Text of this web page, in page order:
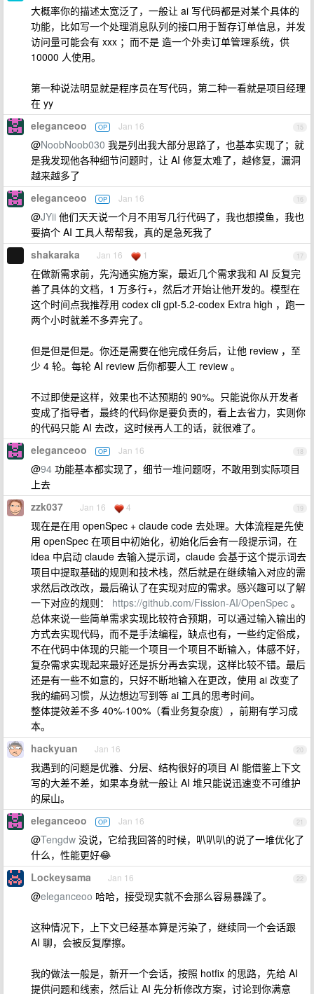
大概率你的描述太宽泛了，一般让 ai 写代码都是对某个具体的
功能，比如写一个处理消息队列的接口用于暂存订单信息，并发
访问量可能会有 xxx ；而不是 造一个外卖订单管理系统，供
10000 人使用。
第一种说法明显就是程序员在写代码，第二种一看就是项目经理
在 yy
15
eleganceoo OP Jan 16
@NoobNoob030 我是列出我大部分思路了，也基本实现了；就
是我发现他各种细节问题时，让 AI 修复太难了，越修复，漏洞
越来越多了
16
eleganceoo OP Jan 16
@JYii 他们天天说一个月不用写几行代码了，我也想摸鱼，我也
要搞个 AI 工具人帮帮我，真的是急死我了
17
shakaraka Jan 16 1
在做新需求前，先沟通实施方案，最近几个需求我和 AI 反复完
善了具体的文档，1 万多行+，然后才开始让他开发的。模型在
这个时间点我推荐用 codex cli gpt-5.2-codex Extra high ，跑一
两个小时就差不多弄完了。
但是但是但是。你还是需要在他完成任务后，让他 review ，至
少 4 轮。每轮 AI review 后你都要人工 review 。
不过即使是这样，效果也不达预期的 90%。只能说你从开发者
变成了指导者，最终的代码你是要负责的，看上去省力，实则你
的代码只能 AI 去改，这时候再人工的话，就很难了。
18
eleganceoo OP Jan 16
@94 功能基本都实现了，细节一堆问题呀，不敢用到实际项目
上去
19
zzk037 Jan 16 4
现在是在用 openSpec + claude code 去处理。大体流程是先使
用 openSpec 在项目中初始化，初始化后会有一段提示词，在
idea 中启动 claude 去输入提示词，claude 会基于这个提示词去
项目中提取基础的规则和技术栈，然后就是在继续输入对应的需
求然后改改改，最后确认了在实现对应的需求。感兴趣可以了解
一下对应的规则： https://github.com/Fission-AI/OpenSpec 。
总体来说一些简单需求实现比较符合预期，可以通过输入输出的
方式去实现代码，而不是手法编程，缺点也有，一些约定俗成，
不在代码中体现的只能一个项目一个项目不断输入，体感不好，
复杂需求实现起来最好还是拆分再去实现，这样比较不错。最后
还是有一些不如意的，只好不断地输入在更改，使用 ai 改变了
我的编码习惯，从边想边写到等 ai 工具的思考时间。
整体提效差不多 40%-100%（看业务复杂度），前期有学习成
本。
20
hackyuan Jan 16
我遇到的问题是优雅、分层、结构很好的项目 AI 能借鉴上下文
写的大差不差，如果本身就一般让 AI 堆只能说迅速变不可维护
的屎山。
21
eleganceoo OP Jan 16
@Tengdw 没说，它给我回答的时候，叭叭叭的说了一堆优化了
什么，性能更好😂
22
Lockeysama Jan 16
@eleganceoo 哈哈，接受现实就不会那么容易暴躁了。
这种情况下，上下文已经基本算是污染了，继续同一个会话跟
AI 聊，会被反复摩擦。
我的做法一般是，新开一个会话，按照 hotfix 的思路，先给 AI
提供问题和线索，然后让 AI 先分析修改方案，讨论到你满意